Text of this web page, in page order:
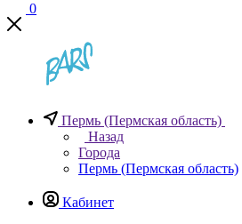
0
Пермь (Пермская область)
Назад
Города
Пермь (Пермская область)
Кабинет